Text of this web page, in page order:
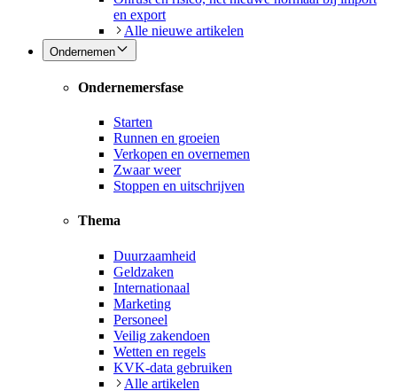
en export
Alle nieuwe artikelen
Ondernemen
Ondernemersfase
Starten
Runnen en groeien
Verkopen en overnemen
Zwaar weer
Stoppen en uitschrijven
Thema
Duurzaamheid
Geldzaken
Internationaal
Marketing
Personeel
Veilig zakendoen
Wetten en regels
KVK-data gebruiken
Alle artikelen